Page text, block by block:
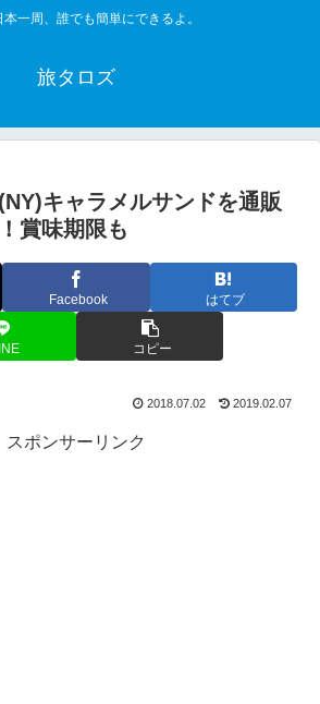
一周、誰でも簡単にできるよ。
旅タロズ
キャラメルサンドを通販
賞味期限も
Facebook はてブ
コピー
2018.07.02 2019.02.07
スポンサーリンク